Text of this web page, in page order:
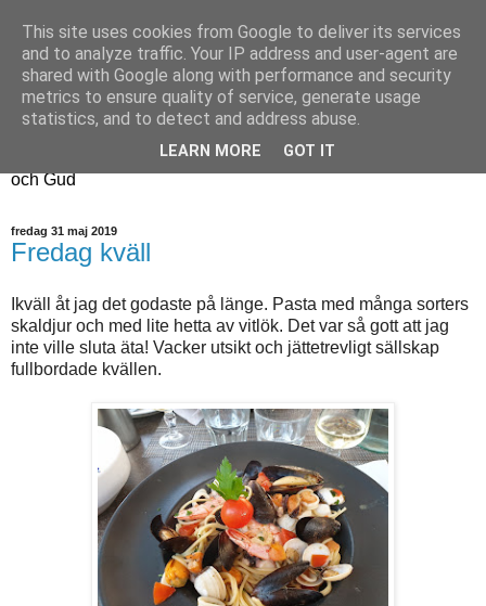
Fyren
Fyren finns för att sprida ljus i mörkret
För att påminna om guldkanterna i tillvaron
Här samsas jakt, hantverk, odling, och andra tankar om livet
och Gud
fredag 31 maj 2019
Fredag kväll
Ikväll åt jag det godaste på länge. Pasta med många sorters
skaldjur och med lite hetta av vitlök. Det var så gott att jag
inte ville sluta äta! Vacker utsikt och jättetrevligt sällskap
fullbordade kvällen.
This site uses cookies from Google to deliver its services
and to analyze traffic. Your IP address and user-agent are
shared with Google along with performance and security
metrics to ensure quality of service, generate usage
statistics, and to detect and address abuse.
LEARN MORE GOT IT